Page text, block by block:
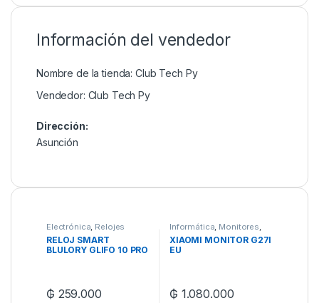
Información del vendedor
Nombre de la tienda: Club Tech Py
Vendedor: Club Tech Py
Dirección:
Asunción
Electrónica, Relojes
inteligentes
RELOJ SMART
BLULORY GLIFO 10 PRO
₲ 259.000
Informática, Monitores,
Zona Gaming
XIAOMI MONITOR G27I
EU
₲ 1.080.000